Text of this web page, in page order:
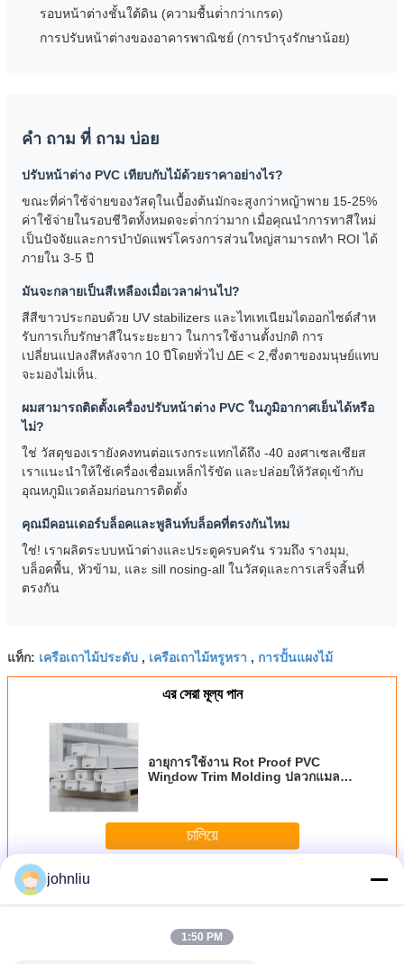
รอบหน้าต่างชั้นใต้ดิน (ความชื้นต่ํากว่าเกรด)
การปรับหน้าต่างของอาคารพาณิชย์ (การบํารุงรักษาน้อย)
คํา ถาม ที่ ถาม บ่อย
ปรับหน้าต่าง PVC เทียบกับไม้ด้วยราคาอย่างไร?
ขณะที่ค่าใช้จ่ายของวัสดุในเบื้องต้นมักจะสูงกว่าหญ้าพาย 15-25%
ค่าใช้จ่ายในรอบชีวิตทั้งหมดจะต่ํากว่ามาก เมื่อคุณนําการทาสีใหม่
เป็นปัจจัยและการบําบัดแพร่โครงการส่วนใหญ่สามารถทํา ROI ได้
ภายใน 3-5 ปี
มันจะกลายเป็นสีเหลืองเมื่อเวลาผ่านไป?
สีสีขาวประกอบด้วย UV stabilizers และไทเทเนียมไดออกไซด์สําห
รับการเก็บรักษาสีในระยะยาว ในการใช้งานตั้งปกติ การ
เปลี่ยนแปลงสีหลังจาก 10 ปีโดยทั่วไป ΔE < 2,ซึ่งตาของมนุษย์แทบ
จะมองไม่เห็น.
ผมสามารถติดตั้งเครื่องปรับหน้าต่าง PVC ในภูมิอากาศเย็นได้หรือ
ไม่?
ใช่ วัสดุของเรายังคงทนต่อแรงกระแทกได้ถึง -40 องศาเซลเซียส
เราแนะนําให้ใช้เครื่องเชื่อมเหล็กไร้ขัด และปล่อยให้วัสดุเข้ากับ
อุณหภูมิแวดล้อมก่อนการติดตั้ง
คุณมีคอนเดอร์บล็อคและพูลินท์บล็อคที่ตรงกันไหม
ใช่! เราผลิตระบบหน้าต่างและประตูครบครัน รวมถึง รางมุม,
บล็อคพื้น, หัวข้าม, และ sill nosing-all ในวัสดุและการเสร็จสิ้นที่
ตรงกัน
แท็ก: เครือเถาไม้ประดับ , เครือเถาไม้หรูหรา , การปั้นแผงไม้
এর সেরা মূল্য পান
อายุการใช้งาน Rot Proof PVC
Window Trim Molding ปลวกแมลง
চালিয়ে
มากกว่าเครือเถาไม้ตกแต่ง
johnliu
1:50 PM